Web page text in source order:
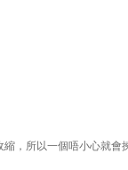
，所以一個唔小心就會